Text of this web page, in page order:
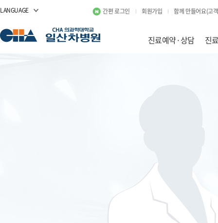
LANGUAGE 간편 로그인 회원가입 함께 만들어요(고
진료예약·상담 진